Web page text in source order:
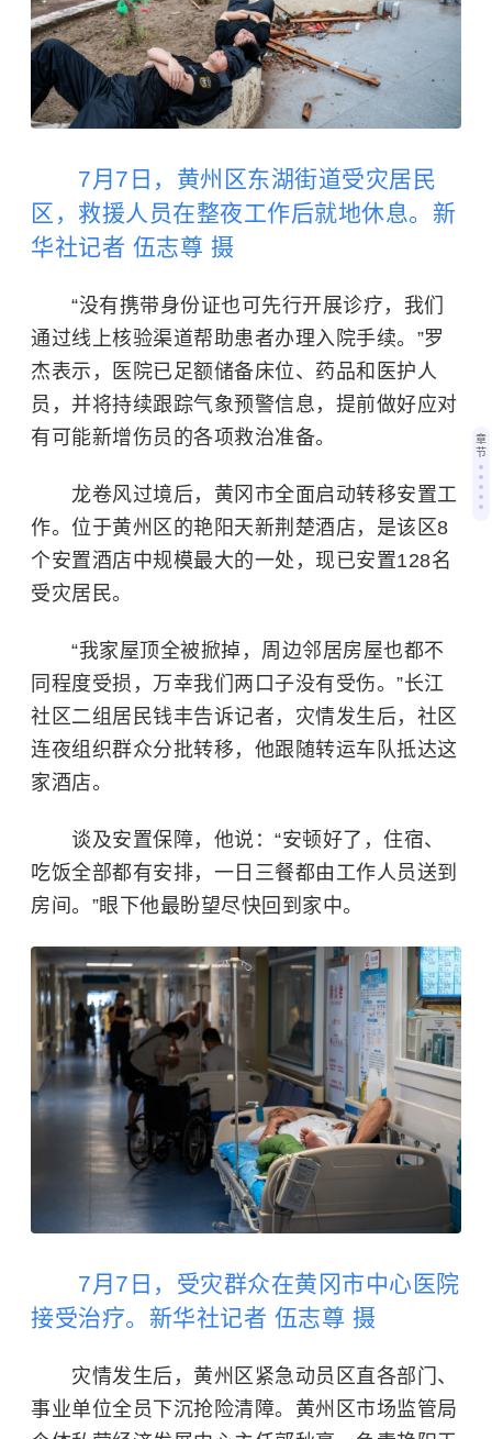
7月7日，黄州区东湖街道受灾居民
区，救援人员在整夜工作后就地休息。新
华社记者 伍志尊 摄
“没有携带身份证也可先行开展诊疗，我们
通过线上核验渠道帮助患者办理入院手续。”罗
杰表示，医院已足额储备床位、药品和医护人
员，并将持续跟踪气象预警信息，提前做好应对
有可能新增伤员的各项救治准备。
龙卷风过境后，黄冈市全面启动转移安置工
作。位于黄州区的艳阳天新荆楚酒店，是该区8
个安置酒店中规模最大的一处，现已安置128名
受灾居民。
“我家屋顶全被掀掉，周边邻居房屋也都不
同程度受损，万幸我们两口子没有受伤。”长江
社区二组居民钱丰告诉记者，灾情发生后，社区
连夜组织群众分批转移，他跟随转运车队抵达这
家酒店。
谈及安置保障，他说：“安顿好了，住宿、
吃饭全部都有安排，一日三餐都由工作人员送到
房间。”眼下他最盼望尽快回到家中。
7月7日，受灾群众在黄冈市中心医院
接受治疗。新华社记者 伍志尊 摄
灾情发生后，黄州区紧急动员区直各部门、
事业单位全员下沉抢险清障。黄州区市场监管局
章
节